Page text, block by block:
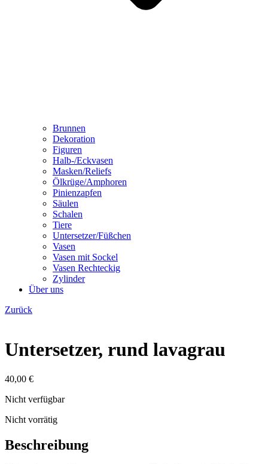
Brunnen
Dekoration
Figuren
Halb-/Eckvasen
Masken/Reliefs
Ölkrüge/Amphoren
Pinienzapfen
Säulen
Schalen
Tiere
Untersetzer/Füßchen
Vasen
Vasen mit Sockel
Vasen Rechteckig
Zylinder
Über uns
Zurück
Untersetzer, rund lavagrau
40,00 €
Nicht verfügbar
Nicht vorrätig
Beschreibung